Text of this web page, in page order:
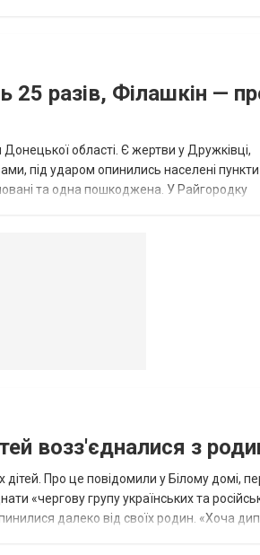
25 разів, Філашкін —
Донецької області. Є жертви у Дружківці,
під ударом опинились населені пункти
та одна пошкоджена. У Райгородку
возз'єдналися з
Про це повідомили у Білому домі,
«чергову групу українських та
далеко від своїх родин. «Хоча